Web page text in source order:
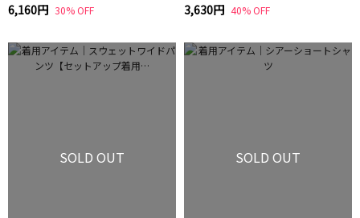
6,160円 30% OFF 3,630円 40% OFF
SOLD OUT SOLD OUT